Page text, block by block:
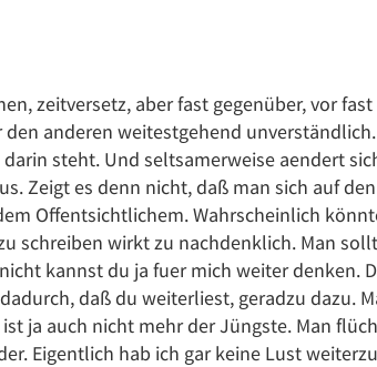
zeitversetz, aber fast gegenüber, vor
anderen weitestgehend
steht. Und seltsamerweise aendert
Zeigt es denn nicht, daß man sich auf
Offentsichtlichem. Wahrscheinlich
schreiben wirkt zu nachdenklich. Man
kannst du ja fuer mich weiter denken.
daß du weiterliest, geradzu dazu.
ja auch nicht mehr der Jüngste. Man
Eigentlich hab ich gar keine Lust